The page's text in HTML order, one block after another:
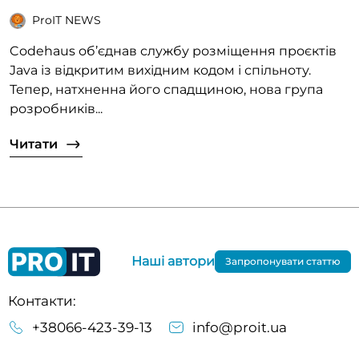
ProIT NEWS
Codehaus об’єднав службу розміщення проєктів
Java із відкритим вихідним кодом і спільноту.
Тепер, натхненна його спадщиною, нова група
розробників...
Читати
Контакти:
+38066-423-39-13
info@proit.ua
Наші автори Запропонувати статтю